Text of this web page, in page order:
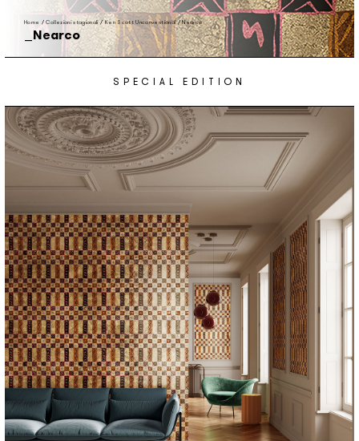
Home /Collezioni stagionali/Ken Scott Unconventional/Nearco
Nearco
SPECIAL EDITION